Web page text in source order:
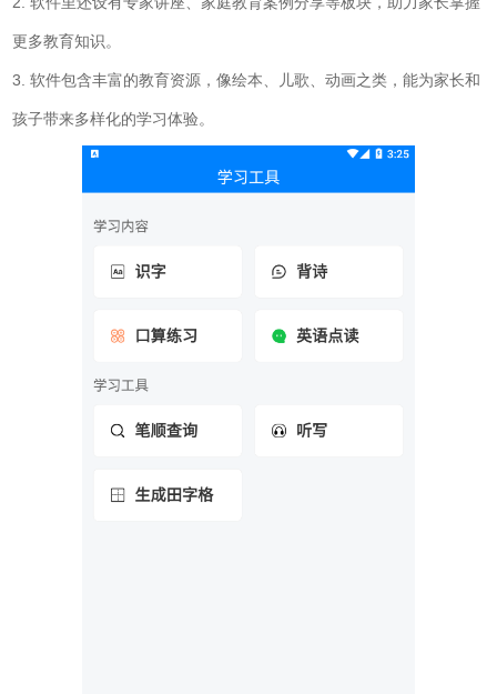
更多教育知识。
3. 软件包含丰富的教育资源，像绘本、儿歌、动画之类，能为家长和
孩子带来多样化的学习体验。